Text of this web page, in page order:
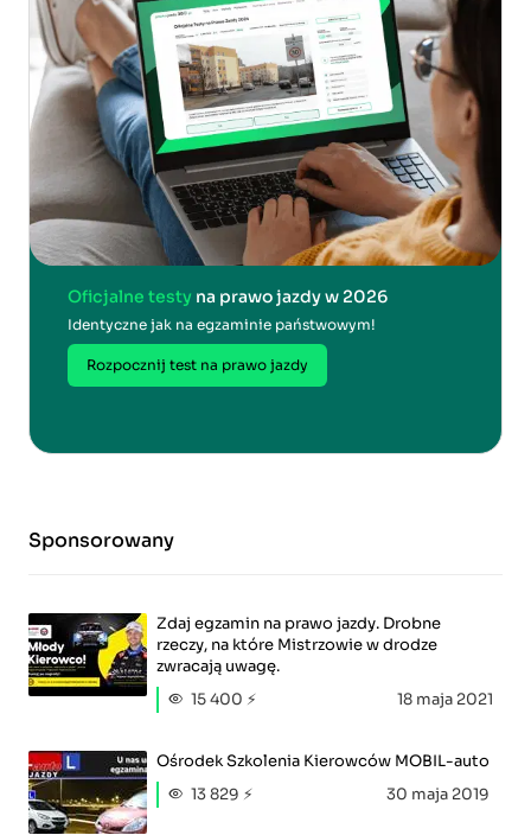
Oficjalne testy na prawo jazdy w 2026
Identyczne jak na egzaminie państwowym!
Rozpocznij test na prawo jazdy
Sponsorowany
Zdaj egzamin na prawo jazdy. Drobne
rzeczy, na które Mistrzowie w drodze
zwracają uwagę.
15 400 ⚡
18 maja 2021
Ośrodek Szkolenia Kierowców MOBIL-auto
13 829 ⚡
30 maja 2019